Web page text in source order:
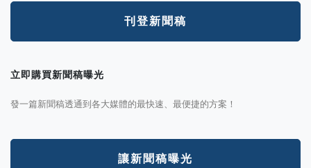
刊登新聞稿
立即購買新聞稿曝光
發一篇新聞稿透通到各大媒體的最快速、最便捷的方案！
讓新聞稿曝光